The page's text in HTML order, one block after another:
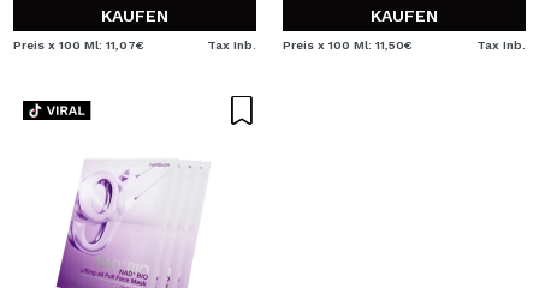
KAUFEN
Preis x 100 Ml: 11,07€ Tax Inb.
KAUFEN
Preis x 100 Ml: 11,50€ Tax Inb.